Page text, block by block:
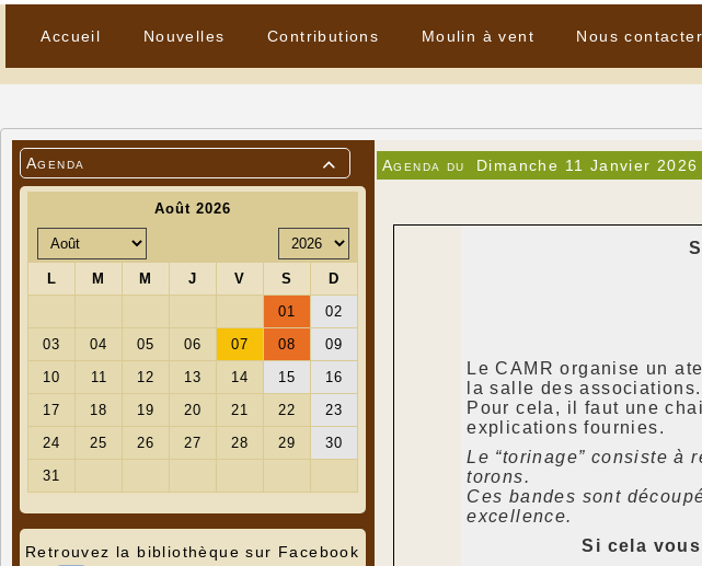
Accueil Nouvelles Contributions Moulin à vent Nous contacter

Agenda
Retrouvez la bibliothèque sur Facebook
Agenda du Dimanche 11 Janvier 2026
Le CAMR organise un
la salle des associations.
Pour cela, il faut une
explications fournies.
Le “torinage” consiste à
torons.
Ces bandes sont
excellence.
Si cela